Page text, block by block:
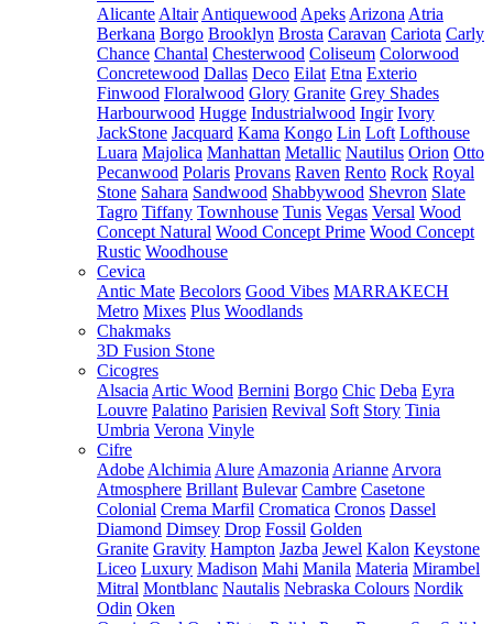
Alicante Altair Antiquewood Apeks Arizona Atria
Berkana Borgo Brooklyn Brosta Caravan Cariota Carly
Chance Chantal Chesterwood Coliseum Colorwood
Concretewood Dallas Deco Eilat Etna Exterio
Finwood Floralwood Glory Granite Grey Shades
Harbourwood Hugge Industrialwood Ingir Ivory
JackStone Jacquard Kama Kongo Lin Loft Lofthouse
Luara Majolica Manhattan Metallic Nautilus Orion Otto
Pecanwood Polaris Provans Raven Rento Rock Royal
Stone Sahara Sandwood Shabbywood Shevron Slate
Tagro Tiffany Townhouse Tunis Vegas Versal Wood
Concept Natural Wood Concept Prime Wood Concept
Rustic Woodhouse
Cevica
Antic Mate Becolors Good Vibes MARRAKECH
Metro Mixes Plus Woodlands
Chakmaks
3D Fusion Stone
Cicogres
Alsacia Artic Wood Bernini Borgo Chic Deba Eyra
Louvre Palatino Parisien Revival Soft Story Tinia
Umbria Verona Vinyle
Cifre
Adobe Alchimia Alure Amazonia Arianne Arvora
Atmosphere Brillant Bulevar Cambre Casetone
Colonial Crema Marfil Cromatica Cronos Dassel
Diamond Dimsey Drop Fossil Golden
Granite Gravity Hampton Jazba Jewel Kalon Keystone
Liceo Luxury Madison Mahi Manila Materia Mirambel
Mitral Montblanc Nautalis Nebraska Colours Nordik
Odin Oken